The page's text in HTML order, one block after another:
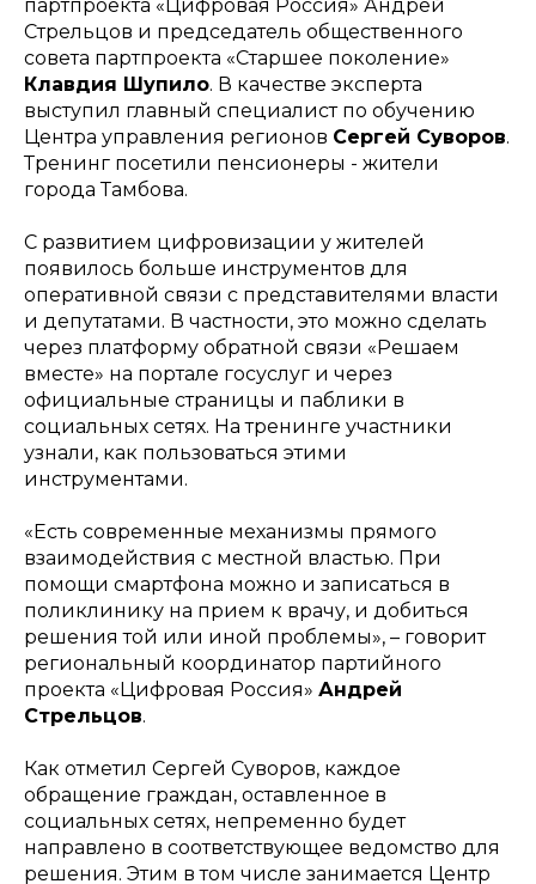
партпроекта «Цифровая Россия» Андрей
Стрельцов и председатель общественного
совета партпроекта «Старшее поколение»
Клавдия Шупило. В качестве эксперта
выступил главный специалист по обучению
Центра управления регионов Сергей Суворов.
Тренинг посетили пенсионеры - жители
города Тамбова.
С развитием цифровизации у жителей
появилось больше инструментов для
оперативной связи с представителями власти
и депутатами. В частности, это можно сделать
через платформу обратной связи «Решаем
вместе» на портале госуслуг и через
официальные страницы и паблики в
социальных сетях. На тренинге участники
узнали, как пользоваться этими
инструментами.
«Есть современные механизмы прямого
взаимодействия с местной властью. При
помощи смартфона можно и записаться в
поликлинику на прием к врачу, и добиться
решения той или иной проблемы», – говорит
региональный координатор партийного
проекта «Цифровая Россия» Андрей
Стрельцов.
Как отметил Сергей Суворов, каждое
обращение граждан, оставленное в
социальных сетях, непременно будет
направлено в соответствующее ведомство для
решения. Этим в том числе занимается Центр